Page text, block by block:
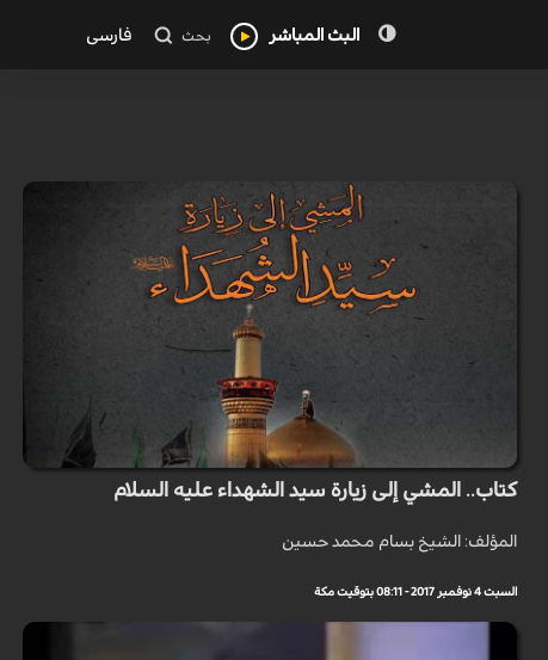
البث المباشر بحث فارسی
كتاب.. المشي إلى زيارة سيد الشهداء عليه السلام
المؤلف: الشيخ بسام محمد حسين
السبت 4 نوفمبر 2017 - 08:11 بتوقيت مكة